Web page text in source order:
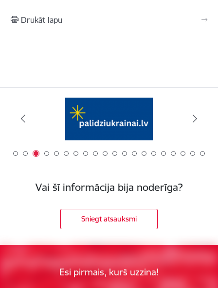
Drukāt lapu
Vai šī informācija bija noderīga?
Sniegt atsauksmi
Esi pirmais, kurš uzzina!